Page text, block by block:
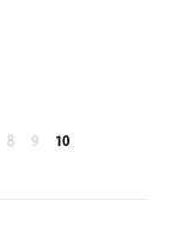
8 9 10